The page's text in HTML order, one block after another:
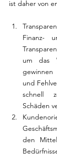
ist daher von
Finanz-
um das
und
schnell
Schäden
den